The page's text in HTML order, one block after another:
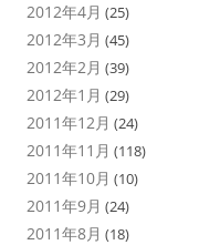
2012年4月 (25)
2012年3月 (45)
2012年2月 (39)
2012年1月 (29)
2011年12月 (24)
2011年11月 (118)
2011年10月 (10)
2011年9月 (24)
2011年8月 (18)